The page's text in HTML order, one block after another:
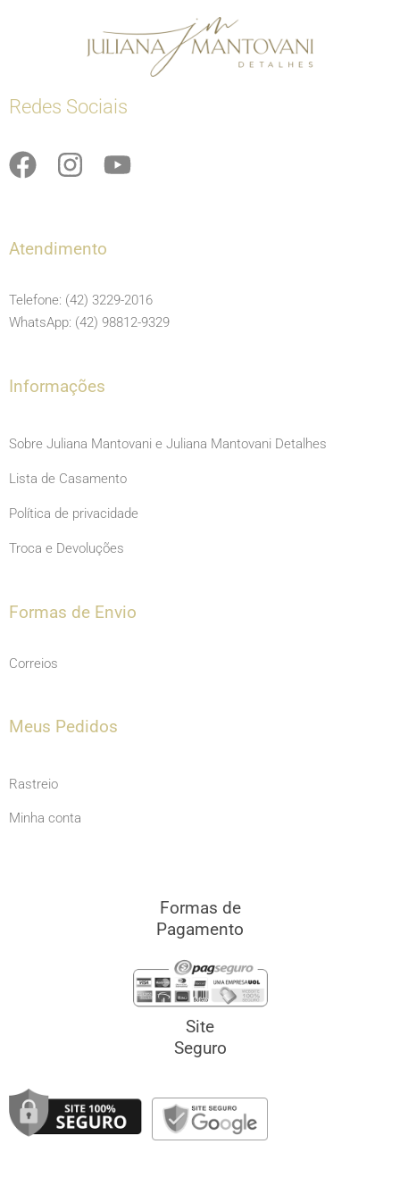
Redes Sociais
F
e
o
o
I
t
g
r
m
Y
b
e
Atendimento
Telefone: (42) 3229-2016
WhatsApp: (42) 98812-9329
Informações
Sobre Juliana Mantovani e Juliana Mantovani Detalhes
Lista de Casamento
Política de privacidade
Troca e Devoluções
Formas de Envio
Correios
Meus Pedidos
Rastreio
Minha conta
Formas de
Pagamento
Site
Seguro